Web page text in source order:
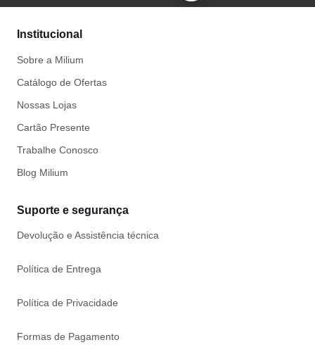
Institucional
Sobre a Milium
Catálogo de Ofertas
Nossas Lojas
Cartão Presente
Trabalhe Conosco
Blog Milium
Suporte e segurança
Devolução e Assistência técnica
Política de Entrega
Política de Privacidade
Formas de Pagamento